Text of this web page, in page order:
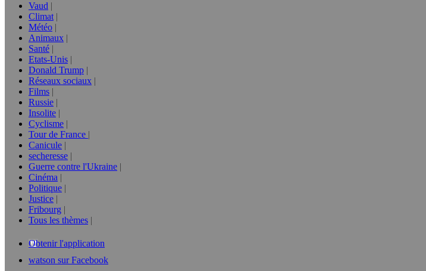
Vaud
Climat
Météo
Animaux
Santé
Etats-Unis
Donald Trump
Réseaux sociaux
Films
Russie
Insolite
Cyclisme
Tour de France
Canicule
secheresse
Guerre contre l'Ukraine
Cinéma
Politique
Justice
Fribourg
Tous les thèmes
Obtenir l'application
watson sur Facebook